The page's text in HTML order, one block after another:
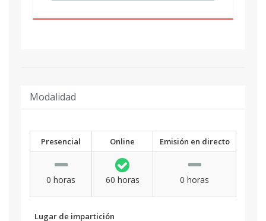
Modalidad
Presencial Online Emisión en directo
0 horas 60 horas 0 horas
Lugar de impartición